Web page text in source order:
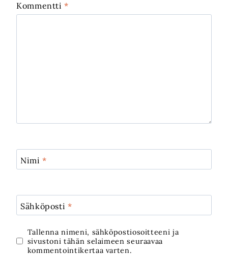
Kommentti*
Nimi*
Sähköposti*
Tallenna nimeni, sähköpostiosoitteeni ja
sivustoni tähän selaimeen seuraavaa
kommentointikertaa varten.